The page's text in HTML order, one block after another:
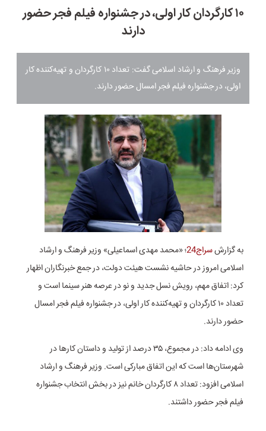
۱۰ کارگردان کار اولی، در جشنواره فیلم فجر حضور
دارند
وزیر فرهنگ و ارشاد اسلامی گفت: تعداد ۱۰ کارگردان و تهیه‌کننده کار
اولی، در جشنواره فیلم فجر امسال حضور دارند.
به گزارشسراج24
؛ «محمد مهدی اسماعیلی» وزیر فرهنگ و ارشاد
اسلامی امروز در حاشیه نشست هیئت دولت، در جمع خبرنگاران اظهار
کرد: اتفاق مهم، رویش نسل جدید و نو در عرصه هنر سینما است و
تعداد ۱۰ کارگردان و تهیه‌کننده کار اولی، در جشنواره فیلم فجر امسال
حضور دارند.
وی ادامه داد: در مجموع، ۳۵ درصد از تولید و داستان کارها در
شهرستان‌ها است که این اتفاق مبارکی است. وزیر فرهنگ و ارشاد
اسلامی افزود: تعداد ۸ کارگردان خانم نیز در بخش انتخاب جشنواره
فیلم فجر حضور داشتند.